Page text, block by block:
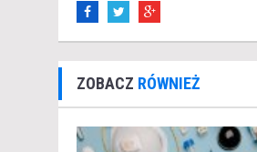
ZOBACZ RÓWNIEŻ